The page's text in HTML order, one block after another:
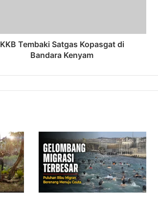
KKB Tembaki Satgas Kopasgat di
Bandara Kenyam